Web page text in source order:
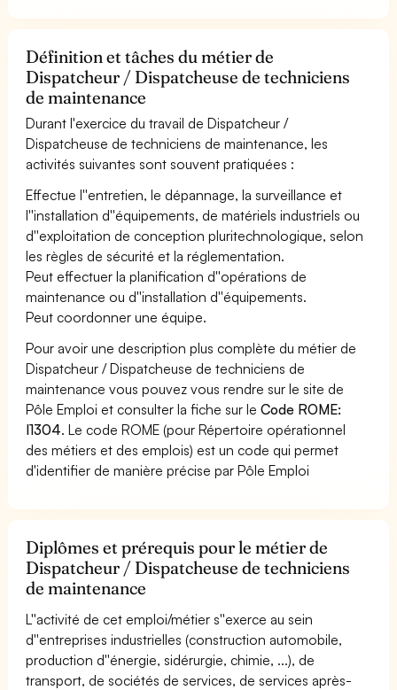
Définition et tâches du métier de
Dispatcheur / Dispatcheuse de techniciens
de maintenance
Durant l'exercice du travail de Dispatcheur /
Dispatcheuse de techniciens de maintenance, les
activités suivantes sont souvent pratiquées :
Effectue l''entretien, le dépannage, la surveillance et
l''installation d''équipements, de matériels industriels ou
d''exploitation de conception pluritechnologique, selon
les règles de sécurité et la réglementation.
Peut effectuer la planification d''opérations de
maintenance ou d''installation d''équipements.
Peut coordonner une équipe.
Pour avoir une description plus complète du métier de
Dispatcheur / Dispatcheuse de techniciens de
maintenance vous pouvez vous rendre sur le site de
Pôle Emploi et consulter la fiche sur leCode ROME:
I1304. Le code ROME (pour Répertoire opérationnel
des métiers et des emplois) est un code qui permet
d'identifier de manière précise par Pôle Emploi
Diplômes et prérequis pour le métier de
Dispatcheur / Dispatcheuse de techniciens
de maintenance
L''activité de cet emploi/métier s''exerce au sein
d''entreprises industrielles (construction automobile,
production d''énergie, sidérurgie, chimie, ...), de
transport, de sociétés de services, de services après-